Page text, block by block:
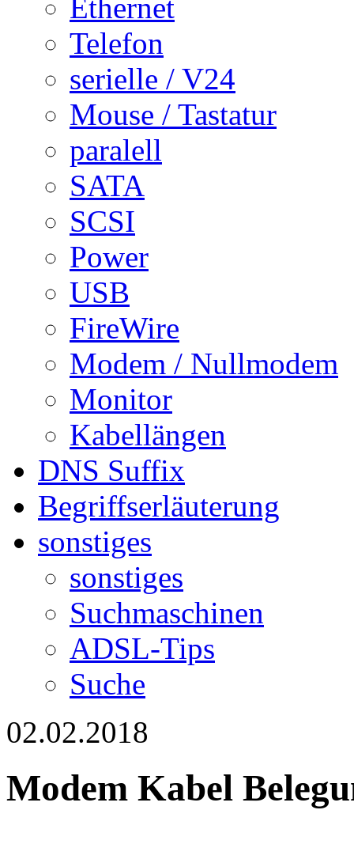
Ethernet
Telefon
serielle / V24
Mouse / Tastatur
paralell
SATA
SCSI
Power
USB
FireWire
Modem / Nullmodem
Monitor
Kabellängen
DNS Suffix
Begriffserläuterung
sonstiges
sonstiges
Suchmaschinen
ADSL-Tips
Suche
02.02.2018
Modem Kabel